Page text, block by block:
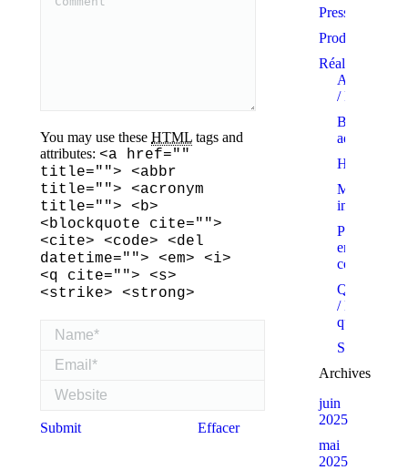
You may use these HTML tags and
attributes: <a href=""
title=""> <abbr
title=""> <acronym
title=""> <b>
<blockquote cite="">
<cite> <code> <del
datetime=""> <em> <i>
<q cite=""> <s>
<strike> <strong>
Name *
Email *
Website
Effacer
Submit
Presse
Produits
Réalisations
/ PPE
Bâtiments
Hôtels
Maisons
Projets
en
cours
Quartiers
/ Eco-
quartiers
Showrooms
Archives
juin
2025
mai
2025